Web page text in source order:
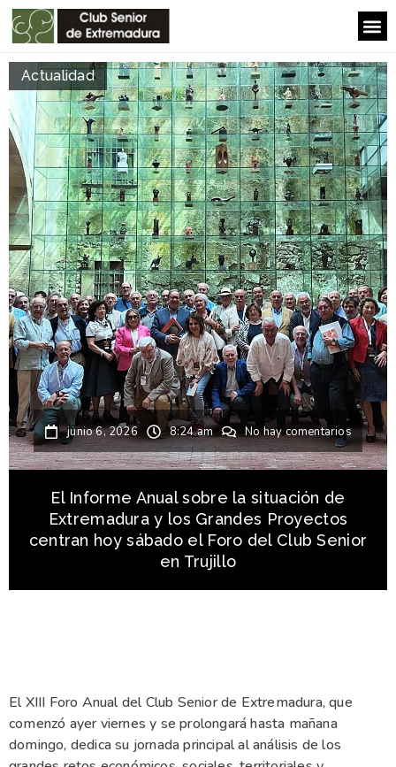
Actualidad
junio 6, 2026 8:24 am No hay comentarios
El Informe Anual sobre la situación de
Extremadura y los Grandes Proyectos
centran hoy sábado el Foro del Club Senior
en Trujillo
El XIII Foro Anual del Club Senior de Extremadura, que
comenzó ayer viernes y se prolongará hasta mañana
domingo, dedica su jornada principal al análisis de los